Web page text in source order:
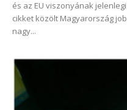
és az EU viszonyának
cikket közölt Magyarország
nagy...